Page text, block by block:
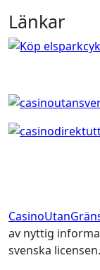
Länkar
av nyttig
svenska licensen.